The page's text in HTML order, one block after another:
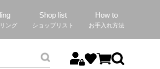
ング
Shop list
ショップリスト
How to
お手入れ方法